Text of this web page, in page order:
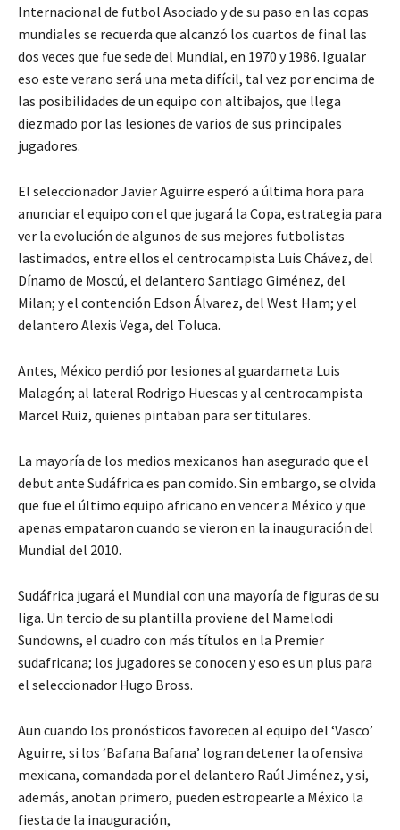
Internacional de futbol Asociado y de su paso en las copas
mundiales se recuerda que alcanzó los cuartos de final las
dos veces que fue sede del Mundial, en 1970 y 1986. Igualar
eso este verano será una meta difícil, tal vez por encima de
las posibilidades de un equipo con altibajos, que llega
diezmado por las lesiones de varios de sus principales
jugadores.
El seleccionador Javier Aguirre esperó a última hora para
anunciar el equipo con el que jugará la Copa, estrategia para
ver la evolución de algunos de sus mejores futbolistas
lastimados, entre ellos el centrocampista Luis Chávez, del
Dínamo de Moscú, el delantero Santiago Giménez, del
Milan; y el contención Edson Álvarez, del West Ham; y el
delantero Alexis Vega, del Toluca.
Antes, México perdió por lesiones al guardameta Luis
Malagón; al lateral Rodrigo Huescas y al centrocampista
Marcel Ruiz, quienes pintaban para ser titulares.
La mayoría de los medios mexicanos han asegurado que el
debut ante Sudáfrica es pan comido. Sin embargo, se olvida
que fue el último equipo africano en vencer a México y que
apenas empataron cuando se vieron en la inauguración del
Mundial del 2010.
Sudáfrica jugará el Mundial con una mayoría de figuras de su
liga. Un tercio de su plantilla proviene del Mamelodi
Sundowns, el cuadro con más títulos en la Premier
sudafricana; los jugadores se conocen y eso es un plus para
el seleccionador Hugo Bross.
Aun cuando los pronósticos favorecen al equipo del ‘Vasco’
Aguirre, si los ‘Bafana Bafana’ logran detener la ofensiva
mexicana, comandada por el delantero Raúl Jiménez, y si,
además, anotan primero, pueden estropearle a México la
fiesta de la inauguración,